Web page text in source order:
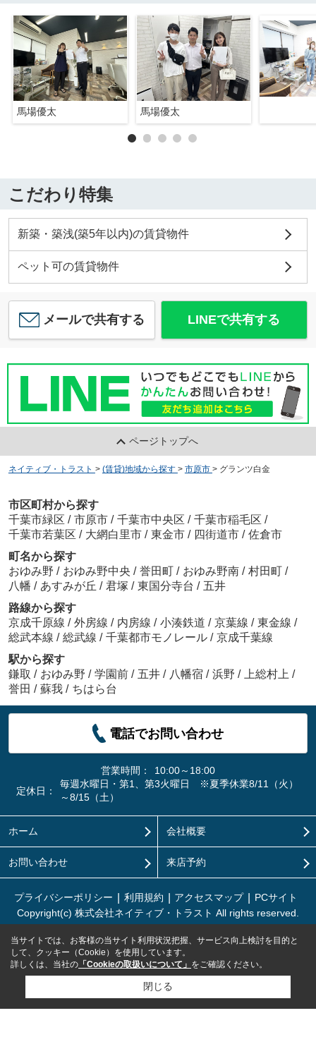
馬場優太 馬場優太
こだわり特集
新築・築浅(築5年以内)の賃貸物件
ペット可の賃貸物件
メールで共有する LINEで共有する
ページトップへ
ネイティブ・トラスト > (賃貸)地域から探す > 市原市 > グランツ白金
市区町村から探す
千葉市緑区 / 市原市 / 千葉市中央区 / 千葉市稲毛区 /
千葉市若葉区 / 大網白里市 / 東金市 / 四街道市 / 佐倉市
町名から探す
おゆみ野 / おゆみ野中央 / 誉田町 / おゆみ野南 / 村田町 /
八幡 / あすみが丘 / 君塚 / 東国分寺台 / 五井
路線から探す
京成千原線 / 外房線 / 内房線 / 小湊鉄道 / 京葉線 / 東金線 /
総武本線 / 総武線 / 千葉都市モノレール / 京成千葉線
駅から探す
鎌取 / おゆみ野 / 学園前 / 五井 / 八幡宿 / 浜野 / 上総村上 /
誉田 / 蘇我 / ちはら台
電話でお問い合わせ
営業時間：
10:00～18:00
定休日：
毎週水曜日・第1、第3火曜日 ※夏季休業8/11（火）
～8/15（土）
ホーム 会社概要
お問い合わせ 来店予約
プライバシーポリシー 利用規約 アクセスマップ
PCサイト
Copyright(c) 株式会社ネイティブ・トラスト All rights reserved.
当サイトでは、お客様の当サイト利用状況把握、サービス向上検討を目的と
して、クッキー（Cookie）を使用しています。
詳しくは、当社の 「Cookieの取扱いについて」 をご確認ください。
閉じる